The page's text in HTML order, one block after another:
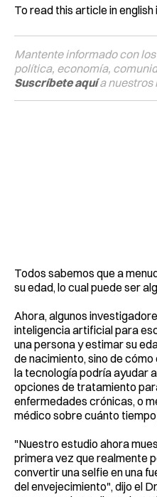
To read this article in english
Mantente informado con
política, economía,
Suscríbete aquía nuestros
Todos sabemos que a
su edad, lo cual puede ser
Ahora, algunos
inteligencia artificial para
una persona y estimar su
de nacimiento, sino de
la tecnología podría ayudar
opciones de tratamiento
enfermedades crónicas, o
médico sobre cuánto
"Nuestro estudio ahora
primera vez que realmente
convertir una selfie en una
del envejecimiento", dijo el